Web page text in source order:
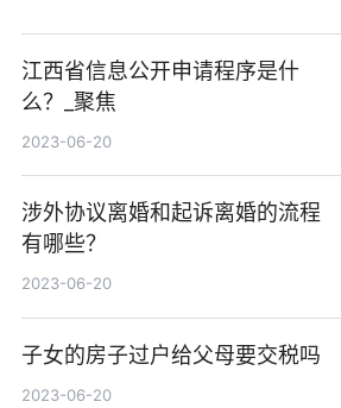
江西省信息公开申请程序是什
么？_聚焦
2023-06-20
涉外协议离婚和起诉离婚的流程
有哪些？
2023-06-20
子女的房子过户给父母要交税吗
2023-06-20